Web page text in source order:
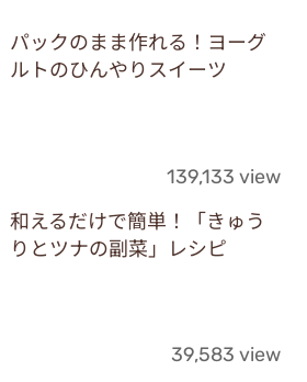
パックのまま作れる！ヨーグ
ルトのひんやりスイーツ
139,133 view
和えるだけで簡単！「きゅう
りとツナの副菜」レシピ
39,583 view